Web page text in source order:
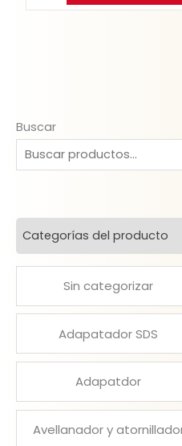
Buscar
Categorías del producto
Sin categorizar
Adapatador SDS
Adapatdor
Avellanador y